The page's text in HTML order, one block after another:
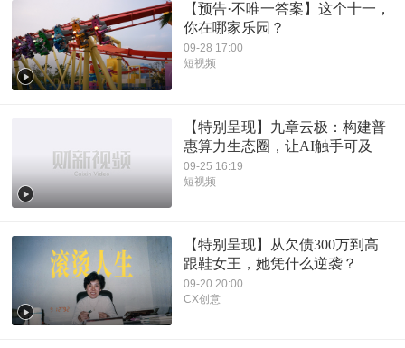
【预告·不唯一答案】这个十一，
你在哪家乐园？
09-28 17:00
短视频
【特别呈现】九章云极：构建普
惠算力生态圈，让AI触手可及
09-25 16:19
短视频
【特别呈现】从欠债300万到高
跟鞋女王，她凭什么逆袭？
09-20 20:00
CX创意